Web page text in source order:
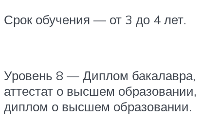
Срок обучения — от 3 до 4 лет.
Уровень 8 — Диплом бакалавра,
аттестат о высшем образовании,
диплом о высшем образовании.